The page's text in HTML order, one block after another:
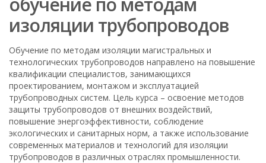
изоляции трубопроводов
Обучение по методам изоляции магистральных и
технологических трубопроводов направлено на повышение
квалификации специалистов, занимающихся
проектированием, монтажом и эксплуатацией
трубопроводных систем. Цель курса – освоение методов
защиты трубопроводов от внешних воздействий,
повышение энергоэффективности, соблюдение
экологических и санитарных норм, а также использование
современных материалов и технологий для изоляции
трубопроводов в различных отраслях промышленности.